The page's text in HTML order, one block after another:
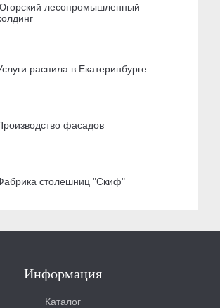
лесопромышленный
распила в Екатеринбурге
фасадов
столешниц "Скиф"
Информация
Каталог